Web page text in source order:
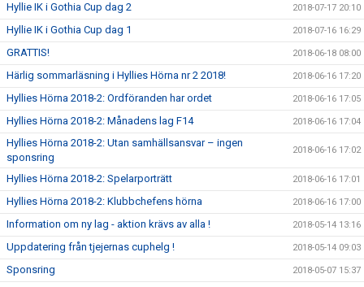
Hyllie IK i Gothia Cup dag 2 2018-07-17 20:10
Hyllie IK i Gothia Cup dag 1 2018-07-16 16:29
GRATTIS! 2018-06-18 08:00
Härlig sommarläsning i Hyllies Hörna nr 2 2018! 2018-06-16 17:20
Hyllies Hörna 2018-2: Ordföranden har ordet 2018-06-16 17:05
Hyllies Hörna 2018-2: Månadens lag F14 2018-06-16 17:04
Hyllies Hörna 2018-2: Utan samhällsansvar – ingen
sponsring
2018-06-16 17:02
Hyllies Hörna 2018-2: Spelarporträtt 2018-06-16 17:01
Hyllies Hörna 2018-2: Klubbchefens hörna 2018-06-16 17:00
Information om ny lag - aktion krävs av alla ! 2018-05-14 13:16
Uppdatering från tjejernas cuphelg ! 2018-05-14 09:03
Sponsring 2018-05-07 15:37